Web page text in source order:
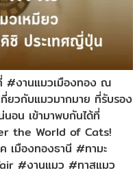
#งานแมวเมืองทอง ณ
ยวกับแมวมากมาย ที่รับรอง
นอน เข้ามาพบกันได้ที่
the World of Cats!
เมืองทองธานี #ทามะ
#งานแมว #ทาสแมว